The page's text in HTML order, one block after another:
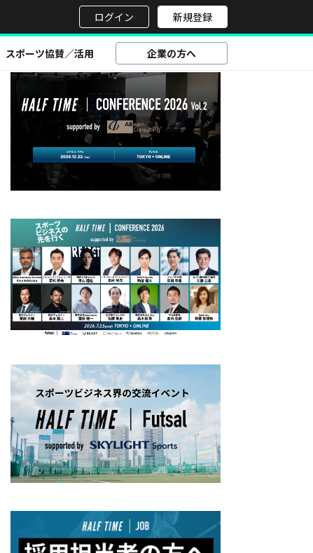
ログイン 新規登録
スポーツ協賛／活用 企業の方へ